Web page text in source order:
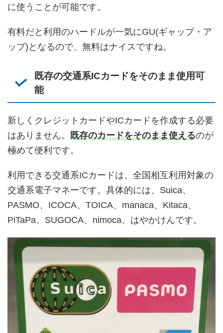
に使うことが可能です。
有料だと利用のハードルが一気にGU(ギャップ・ア
ップ)となるので、無料はナイスですね。
既存の交通系ICカードをそのまま使用可
能
新しくクレジットカードやICカードを作成する必要
はありません。 既存のカードをそのまま使えるのが
極めて便利です。
利用できる交通系ICカードは、全国相互利用対象の
交通系電子マネーです。具体的には、Suica、
PASMO、ICOCA、TOICA、manaca、Kitaca、
PiTaPa、SUGOCA、nimoca、はやかけんです。